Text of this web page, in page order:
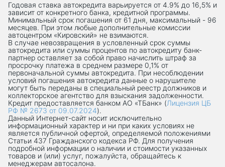
Годовая ставка автокредита варьируется от 4.9% до 16,5% и
зависит от конкретного банка, кредитной программы.
Минимальный срок погашения от 61 дня, максимальный - 96
месяцев. При этом любые дополнительные комиссии
автоцентром «Кировский» не взимаются.
В случае невозвращения в условленный срок суммы
автокредита или суммы процентов по автокредиту банк-
партнер оставляет за собой право начислить штраф за
просрочку платежа в среднем размере 0,1% от
первоначальной суммы автокредита. При несоблюдении
условий погашения автокредита данные о нарушителе
могут быть переданы в специальный реестр должников и
коллекторское агентство для взыскания задолженности.
Кредит предоставляется банком АО «ТБанк» (Лицензия ЦБ
РФ № 2673 от 09.07.2024).
Данный Интернет-сaйт носит исключительно
информационный характер и ни при каких условиях не
является публичной офертой, определяемой положениями
Статьи 437 Гражданского кодекса РФ. Для получения
подробной информации о наличии и стоимости указанных
товаров и (или) услуг, пожалуйста, обращайтесь к
менеджерам автосалона.